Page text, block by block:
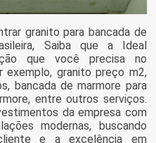
granito para bancada de
Saiba que a Ideal
que você precisa no
exemplo, granito preço m2,
bancada de marmore para
entre outros serviços.
da empresa com
modernas, buscando
e a excelência em